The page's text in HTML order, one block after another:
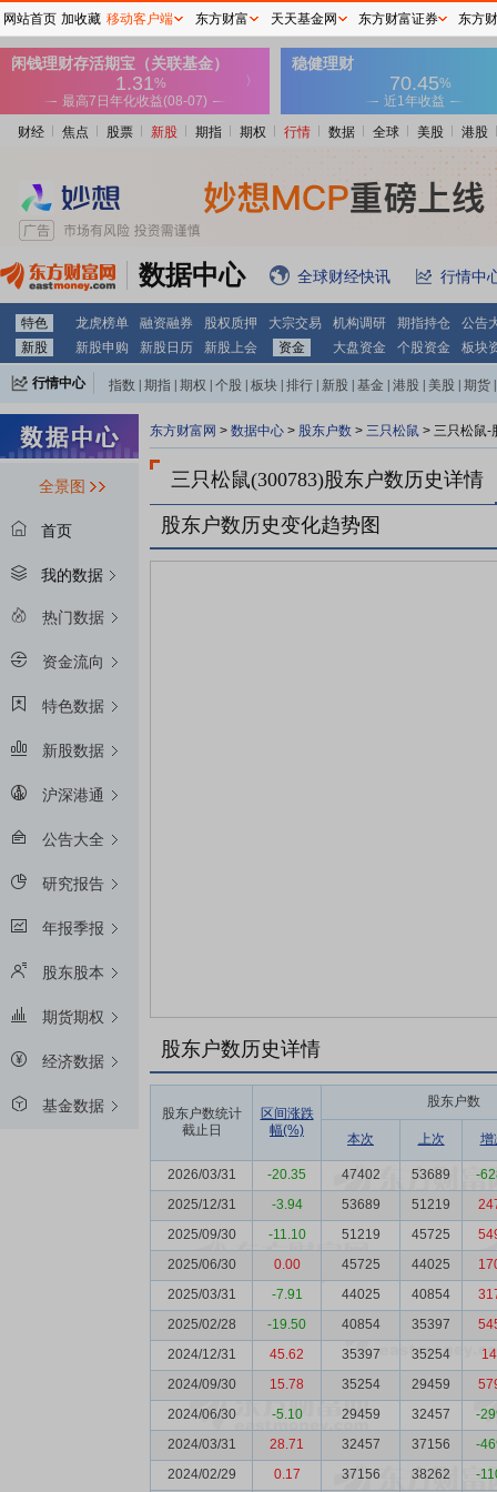
财经 焦点 股票 新股 期指 期权 行情 数据 全球 美股 港股
数据中心 全球财经快讯 行情中
特色 龙虎榜单 融资融券 股权质押 大宗交易 机构调研 期指持仓
公告
新股
新股申购 新股日历 新股上会 资金 大盘资金 个股资金 板块
行情中心 指数 期指 期权 个股 板块 排行 新股 基金 港股 美股 期货
全景图
首页
我的数据
热门数据
资金流向
特色数据
新股数据
沪深港通
公告大全
研究报告
年报季报
股东股本
期货期权
经济数据
基金数据
东方财富网 > 数据中心 > 股东户数 > 三只松鼠 > 三只松鼠-
三只松鼠(300783)股东户数历史详情
股东户数历史变化趋势图
股东户数历史详情
股东户数统计
截止日
区间涨跌
幅(%)
股东户数
本次 上次 增
2026/03/31 -20.35 47402 53689
-
2025/12/31
-3.94 53689 51219
2025/09/30
-11.10 51219 45725
2025/06/30
0.00 45725 44025
2025/03/31
-7.91 44025 40854
2025/02/28
-19.50 40854 35397
2024/12/31
45.62 35397 35254
2024/09/30
15.78 35254 29459
2024/06/30
-5.10 29459 32457
-
2024/03/31
28.71 32457 37156
-
2024/02/29
0.17 37156 38262
-
网站首页 加收藏 移动客户端 东方财富 天天基金网 东方财富证券 东方